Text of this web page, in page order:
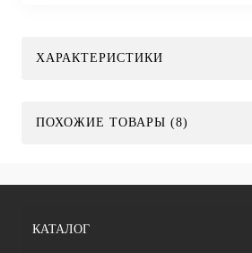
ХАРАКТЕРИСТИКИ
ПОХОЖИЕ ТОВАРЫ (8)
КАТАЛОГ